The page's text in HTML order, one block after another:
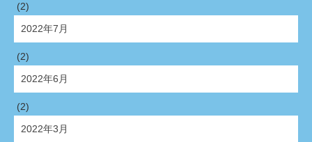
(2)
2022年7月
(2)
2022年6月
(2)
2022年3月